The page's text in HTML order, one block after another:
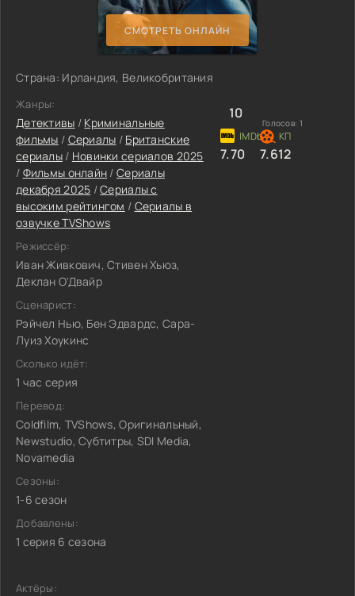
СМОТРЕТЬ ОНЛАЙН
Страна: Ирландия, Великобритания
Жанры:
Детективы / Криминальные
фильмы / Сериалы / Британские
сериалы/ Новинки сериалов 2025
/ Фильмы онлайн /Сериалы
декабря 2025 /Сериалы с
высоким рейтингом / Сериалы в
озвучке TVShows
Режиссёр:
Иван Живкович, Стивен Хьюз,
Деклан О'Двайр
Сценарист:
Рэйчел Нью, Бен Эдвардс, Сара-
Луиз Хоукинс
Сколько идёт:
1 час серия
Перевод:
Coldfilm, TVShows, Оригинальный,
Newstudio, Субтитры, SDI Media,
Novamedia
Сезоны:
1-6 сезон
Добавлены:
1 серия 6 сезона
10
Голосов: 1
7.70 7.612
Актёры: